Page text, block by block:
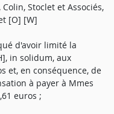
Stoclet et Associés,
[O] [W]
d'avoir limité la
in solidum, aux
et, en conséquence, de
à payer à Mmes
euros ;